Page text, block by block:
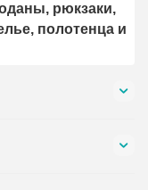
рюкзаки,
полотенца и